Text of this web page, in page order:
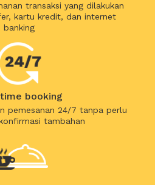
transaksi yang dilakukan
kartu kredit, dan internet
banking
booking
pemesanan 24/7 tanpa perlu
tambahan